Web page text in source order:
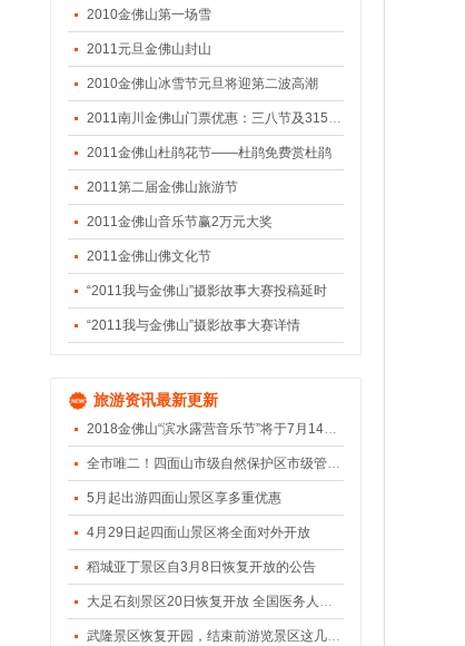
2010金佛山第一场雪
2011元旦金佛山封山
2010金佛山冰雪节元旦将迎第二波高潮
2011南川金佛山门票优惠：三八节及315消费日
2011金佛山杜鹃花节——杜鹃免费赏杜鹃
2011第二届金佛山旅游节
2011金佛山音乐节赢2万元大奖
2011金佛山佛文化节
“2011我与金佛山”摄影故事大赛投稿延时
“2011我与金佛山”摄影故事大赛详情
旅游资讯最新更新
2018金佛山“滨水露营音乐节”将于7月14日盛大开幕
全市唯二！四面山市级自然保护区市级管理评估获“优”
5月起出游四面山景区享多重优惠
4月29日起四面山景区将全面对外开放
稻城亚丁景区自3月8日恢复开放的公告
大足石刻景区20日恢复开放 全国医务人员可免门票
武隆景区恢复开园，结束前游览景区这几点要注意